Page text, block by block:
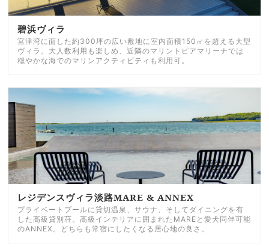
碧浜ヴィラ
宮津湾に面した約300坪の広い敷地に室内面積150㎡を超える大型
ヴィラ。大人数利用も楽しめ、近隣のマリントピアマリーナでは
穏やかな海でのマリンアクティビティも利用可。
レジデンスヴィラ淡路MARE & ANNEX
プライベートプールに貸切温泉、サウナ、そしてダイニングを有
した高級貸別荘。高級インテリアに囲まれたMAREと愛犬同伴可能
のANNEX。どちらも常宿にしたくなる居心地の良さ。